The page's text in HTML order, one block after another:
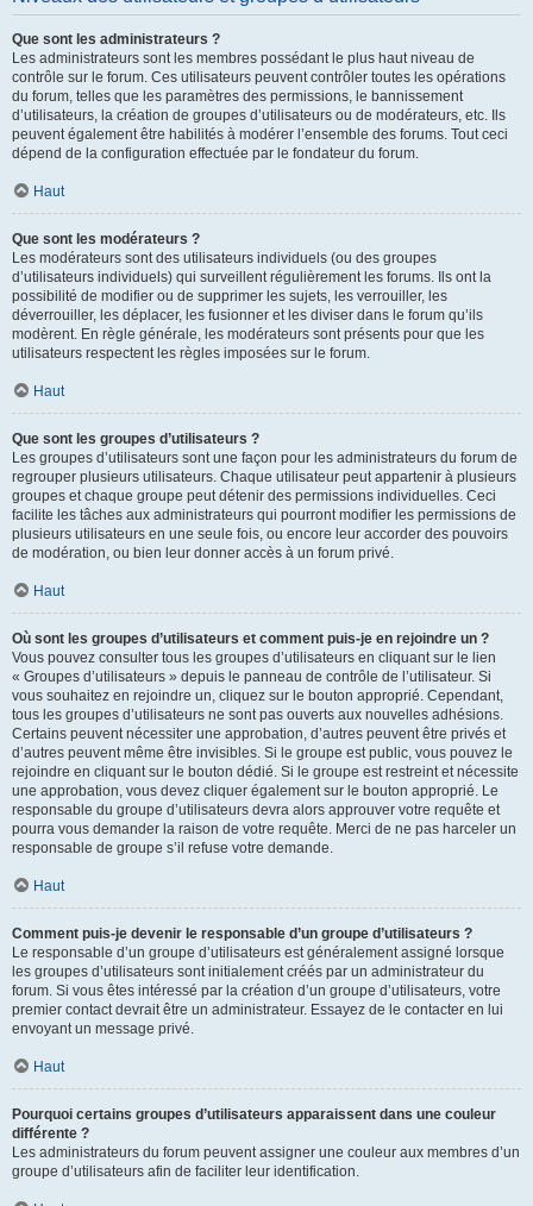
Que sont les administrateurs ?
Les administrateurs sont les membres possédant le plus haut niveau de
contrôle sur le forum. Ces utilisateurs peuvent contrôler toutes les opérations
du forum, telles que les paramètres des permissions, le bannissement
d’utilisateurs, la création de groupes d’utilisateurs ou de modérateurs, etc. Ils
peuvent également être habilités à modérer l’ensemble des forums. Tout ceci
dépend de la configuration effectuée par le fondateur du forum.
Haut
Que sont les modérateurs ?
Les modérateurs sont des utilisateurs individuels (ou des groupes
d’utilisateurs individuels) qui surveillent régulièrement les forums. Ils ont la
possibilité de modifier ou de supprimer les sujets, les verrouiller, les
déverrouiller, les déplacer, les fusionner et les diviser dans le forum qu’ils
modèrent. En règle générale, les modérateurs sont présents pour que les
utilisateurs respectent les règles imposées sur le forum.
Haut
Que sont les groupes d’utilisateurs ?
Les groupes d’utilisateurs sont une façon pour les administrateurs du forum de
regrouper plusieurs utilisateurs. Chaque utilisateur peut appartenir à plusieurs
groupes et chaque groupe peut détenir des permissions individuelles. Ceci
facilite les tâches aux administrateurs qui pourront modifier les permissions de
plusieurs utilisateurs en une seule fois, ou encore leur accorder des pouvoirs
de modération, ou bien leur donner accès à un forum privé.
Haut
Où sont les groupes d’utilisateurs et comment puis-je en rejoindre un ?
Vous pouvez consulter tous les groupes d’utilisateurs en cliquant sur le lien
« Groupes d’utilisateurs » depuis le panneau de contrôle de l’utilisateur. Si
vous souhaitez en rejoindre un, cliquez sur le bouton approprié. Cependant,
tous les groupes d’utilisateurs ne sont pas ouverts aux nouvelles adhésions.
Certains peuvent nécessiter une approbation, d’autres peuvent être privés et
d’autres peuvent même être invisibles. Si le groupe est public, vous pouvez le
rejoindre en cliquant sur le bouton dédié. Si le groupe est restreint et nécessite
une approbation, vous devez cliquer également sur le bouton approprié. Le
responsable du groupe d’utilisateurs devra alors approuver votre requête et
pourra vous demander la raison de votre requête. Merci de ne pas harceler un
responsable de groupe s’il refuse votre demande.
Haut
Comment puis-je devenir le responsable d’un groupe d’utilisateurs ?
Le responsable d’un groupe d’utilisateurs est généralement assigné lorsque
les groupes d’utilisateurs sont initialement créés par un administrateur du
forum. Si vous êtes intéressé par la création d’un groupe d’utilisateurs, votre
premier contact devrait être un administrateur. Essayez de le contacter en lui
envoyant un message privé.
Haut
Pourquoi certains groupes d’utilisateurs apparaissent dans une couleur
différente ?
Les administrateurs du forum peuvent assigner une couleur aux membres d’un
groupe d’utilisateurs afin de faciliter leur identification.